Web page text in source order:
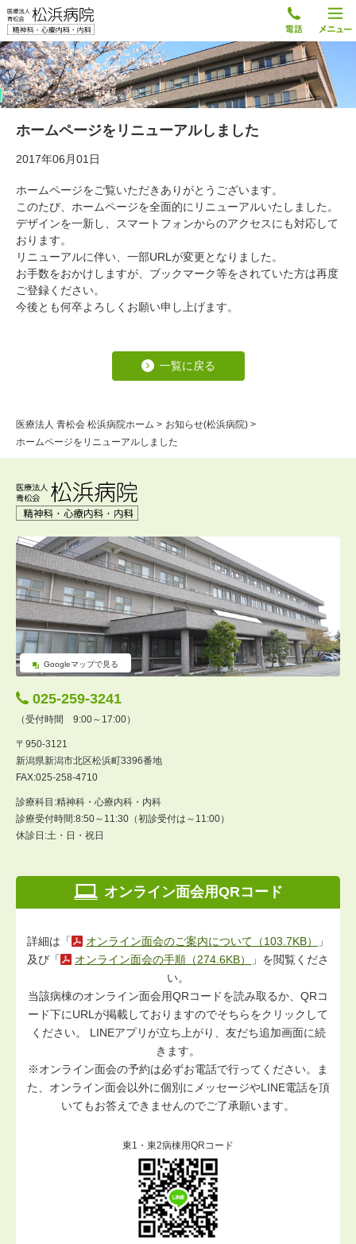
ホームページをリニューアルしました
2017年06月01日
ホームページをご覧いただきありがとうございます。
このたび、ホームページを全面的にリニューアルいたしました。
デザインを一新し、スマートフォンからのアクセスにも対応して
おります。
リニューアルに伴い、一部URLが変更となりました。
お手数をおかけしますが、ブックマーク等をされていた方は再度
ご登録ください。
今後とも何卒よろしくお願い申し上げます。
一覧に戻る
医療法人 青松会 松浜病院ホーム > お知らせ(松浜病院) >
ホームページをリニューアルしました
Googleマップで見る
025-259-3241
（受付時間 9:00～17:00）
〒950-3121
新潟県新潟市北区松浜町3396番地
FAX:025-258-4710
診療科目:精神科・心療内科・内科
診療受付時間:8:50～11:30（初診受付は～11:00）
休診日:土・日・祝日
オンライン面会用QRコード
詳細は「 オンライン面会のご案内について（103.7KB）
」
及び「
オンライン面会の手順（274.6KB）
」を閲覧くださ
い。
当該病棟のオンライン面会用QRコードを読み取るか、QRコ
ード下にURLが掲載しておりますのでそちらをクリックして
ください。 LINEアプリが立ち上がり、友だち追加画面に続
きます。
※オンライン面会の予約は必ずお電話で行ってください。ま
た、オンライン面会以外に個別にメッセージやLINE電話を頂
いてもお答えできませんのでご了承願います。
東1・東2病棟用QRコード